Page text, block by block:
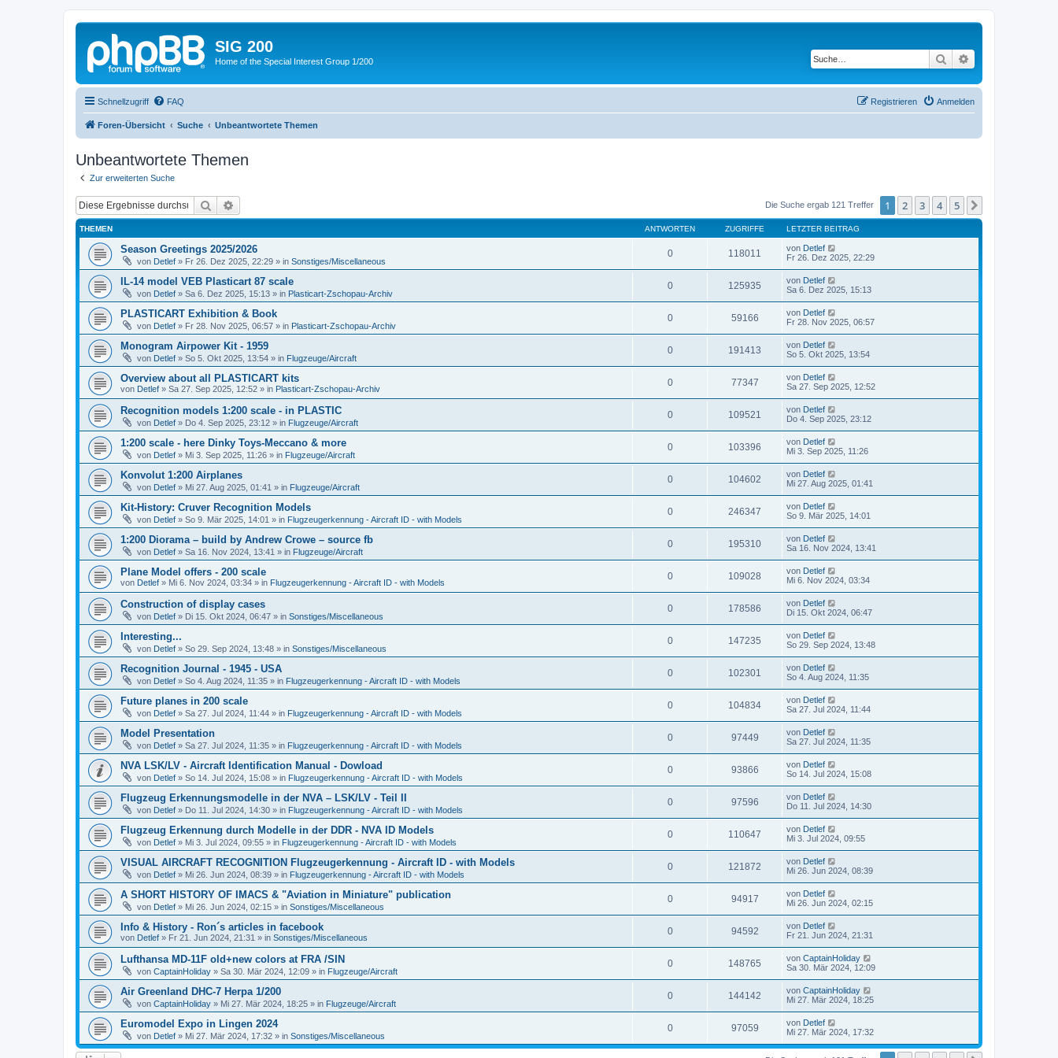
SIG 200
Home of the Special Interest Group 1/200 Suche
Schnellzugriff FAQ Anmelden
Registrieren
Foren-Übersicht Suche Unbeantwortete Themen
Unbeantwortete Themen
Zur erweiterten Suche
Suche Die Suche ergab 121 Treffer 1 2 3 4 5
THEMEN ANTWORTEN ZUGRIFFE LETZTER BEITRAG
Season Greetings 2025/2026
von Detlef » Fr 26. Dez 2025, 22:29 » in Sonstiges/Miscellaneous
0 118011 von Detlef
Fr 26. Dez 2025, 22:29
IL-14 model VEB Plasticart 87 scale
von Detlef » Sa 6. Dez 2025, 15:13 » in Plasticart-Zschopau-Archiv
0 125935 von Detlef
Sa 6. Dez 2025, 15:13
PLASTICART Exhibition & Book
von Detlef » Fr 28. Nov 2025, 06:57 » in Plasticart-Zschopau-Archiv
0 59166 von Detlef
Fr 28. Nov 2025, 06:57
Monogram Airpower Kit - 1959
von Detlef » So 5. Okt 2025, 13:54 » in Flugzeuge/Aircraft
0 191413 von Detlef
So 5. Okt 2025, 13:54
Overview about all PLASTICART kits
von Detlef » Sa 27. Sep 2025, 12:52 » in Plasticart-Zschopau-Archiv
0 77347 von Detlef
Sa 27. Sep 2025, 12:52
Recognition models 1:200 scale - in PLASTIC
von Detlef » Do 4. Sep 2025, 23:12 » in Flugzeuge/Aircraft
0 109521 von Detlef
Do 4. Sep 2025, 23:12
1:200 scale - here Dinky Toys-Meccano & more
von Detlef » Mi 3. Sep 2025, 11:26 » in Flugzeuge/Aircraft
0 103396 von Detlef
Mi 3. Sep 2025, 11:26
Konvolut 1:200 Airplanes
von Detlef » Mi 27. Aug 2025, 01:41 » in Flugzeuge/Aircraft
0 104602 von Detlef
Mi 27. Aug 2025, 01:41
Kit-History: Cruver Recognition Models
von Detlef » So 9. Mär 2025, 14:01 » in Flugzeugerkennung - Aircraft ID - with Models
0 246347 von Detlef
So 9. Mär 2025, 14:01
1:200 Diorama – build by Andrew Crowe – source fb
von Detlef » Sa 16. Nov 2024, 13:41 » in Flugzeuge/Aircraft
0 195310 von Detlef
Sa 16. Nov 2024, 13:41
Plane Model offers - 200 scale
von Detlef » Mi 6. Nov 2024, 03:34 » in Flugzeugerkennung - Aircraft ID - with Models
0 109028 von Detlef
Mi 6. Nov 2024, 03:34
Construction of display cases
von Detlef » Di 15. Okt 2024, 06:47 » in Sonstiges/Miscellaneous
0 178586 von Detlef
Di 15. Okt 2024, 06:47
Interesting...
von Detlef » So 29. Sep 2024, 13:48 » in Sonstiges/Miscellaneous
0 147235 von Detlef
So 29. Sep 2024, 13:48
Recognition Journal - 1945 - USA
von Detlef » So 4. Aug 2024, 11:35 » in Flugzeugerkennung - Aircraft ID - with Models
0 102301 von Detlef
So 4. Aug 2024, 11:35
Future planes in 200 scale
von Detlef » Sa 27. Jul 2024, 11:44 » in Flugzeugerkennung - Aircraft ID - with Models
0 104834 von Detlef
Sa 27. Jul 2024, 11:44
Model Presentation
von Detlef » Sa 27. Jul 2024, 11:35 » in Flugzeugerkennung - Aircraft ID - with Models
0 97449 von Detlef
Sa 27. Jul 2024, 11:35
NVA LSK/LV - Aircraft Identification Manual - Dowload
von Detlef » So 14. Jul 2024, 15:08 » in Flugzeugerkennung - Aircraft ID - with Models
0 93866 von Detlef
So 14. Jul 2024, 15:08
Flugzeug Erkennungsmodelle in der NVA – LSK/LV - Teil II
von Detlef » Do 11. Jul 2024, 14:30 » in Flugzeugerkennung - Aircraft ID - with Models
0 97596 von Detlef
Do 11. Jul 2024, 14:30
Flugzeug Erkennung durch Modelle in der DDR - NVA ID Models
von Detlef » Mi 3. Jul 2024, 09:55 » in Flugzeugerkennung - Aircraft ID - with Models
0 110647 von Detlef
Mi 3. Jul 2024, 09:55
VISUAL AIRCRAFT RECOGNITION Flugzeugerkennung - Aircraft ID - with Models
von Detlef » Mi 26. Jun 2024, 08:39 » in Flugzeugerkennung - Aircraft ID - with Models
0 121872 von Detlef
Mi 26. Jun 2024, 08:39
A SHORT HISTORY OF IMACS & "Aviation in Miniature" publication
von Detlef » Mi 26. Jun 2024, 02:15 » in Sonstiges/Miscellaneous
0 94917 von Detlef
Mi 26. Jun 2024, 02:15
Info & History - Ron´s articles in facebook
von Detlef » Fr 21. Jun 2024, 21:31 » in Sonstiges/Miscellaneous
0 94592 von Detlef
Fr 21. Jun 2024, 21:31
Lufthansa MD-11F old+new colors at FRA /SIN
von CaptainHoliday » Sa 30. Mär 2024, 12:09 » in Flugzeuge/Aircraft
0 148765 von CaptainHoliday
Sa 30. Mär 2024, 12:09
Air Greenland DHC-7 Herpa 1/200
von CaptainHoliday » Mi 27. Mär 2024, 18:25 » in Flugzeuge/Aircraft
0 144142 von CaptainHoliday
Mi 27. Mär 2024, 18:25
Euromodel Expo in Lingen 2024
von Detlef » Mi 27. Mär 2024, 17:32 » in Sonstiges/Miscellaneous
0 97059 von Detlef
Mi 27. Mär 2024, 17:32